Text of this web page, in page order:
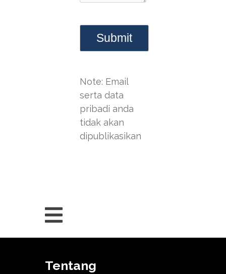
Note: Email
serta data
pribadi anda
tidak akan
dipublikasikan
Tentang